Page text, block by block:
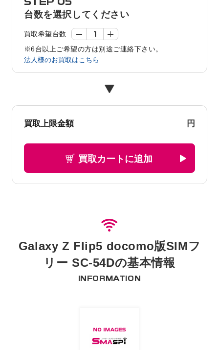
台数を選択してください
買取希望台数
※6台以上ご希望の方は別途ご連絡下さい。
法人様のお買取はこちら
買取上限金額 円
買取カートに追加
Galaxy Z Flip5 docomo版SIMフ
リー SC-54Dの基本情報
INFORMATION